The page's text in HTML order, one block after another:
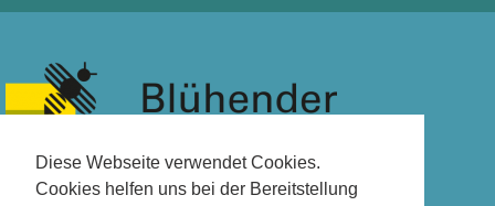
Diese Webseite verwendet Cookies.
Cookies helfen uns bei der Bereitstellung